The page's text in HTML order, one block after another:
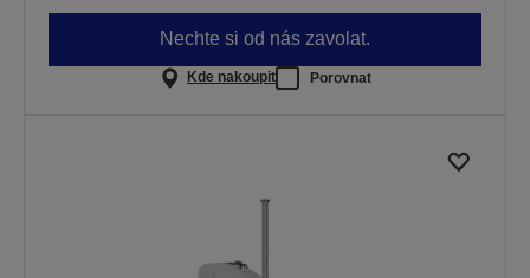
Nechte si od nás zavolat.
Kde nakoupit Porovnat